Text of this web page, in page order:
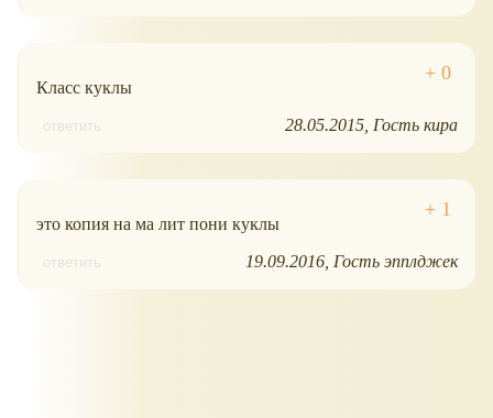
Класс куклы
ответить 28.05.2015 Гость кира
это копия на ма лит пони куклы
ответить 19.09.2016 Гость эпплджек